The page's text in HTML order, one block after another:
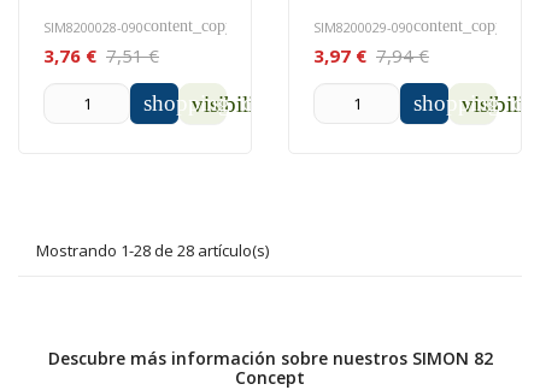
SIM8200028-090content_copy
3,76 € 7,51 €
shopping_cart
visibility
SIM8200029-090content_copy
3,97 € 7,94 €
Mostrando 1-28 de 28 artículo(s)
Descubre más información sobre nuestros SIMON 82
Concept